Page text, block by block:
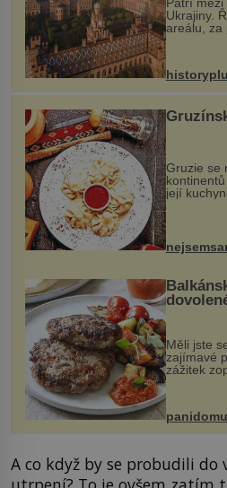
Patří mezi
Ukrajiny.
areálu, za
český
na něm
stavební
Gruzie se
její
evropské
vznikají
pokrmy,
Měli jste
zajímavé
zážitek
snazšího.
Možná
A co když by se probudili do